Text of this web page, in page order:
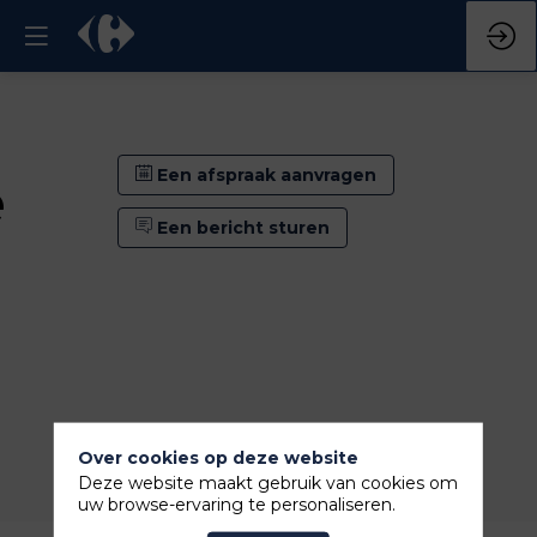
Een afspraak aanvragen
Een bericht sturen
Een afspraak aanvragen
Een bericht sturen
Over cookies op deze website
Deze website maakt gebruik van cookies om
uw browse-ervaring te personaliseren.